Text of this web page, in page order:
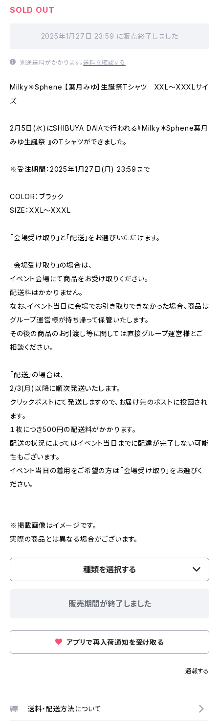
SOLD OUT
2025年1月27日 23:59 に販売終了しました
別途送料がかかります。送料を確認する
Milky✳︎Sphene 【葉月みゆ】生誕祭Tシャツ XXL〜XXXLサイ
ズ
2月5日(水)にSHIBUYA DAIAで行われる『Milky＊Sphene葉月
みゆ生誕祭 』のＴシャツができました。
※受注期間：2025年1月27日(月) 23:59まで
COLOR：ブラック
SIZE：XXL〜XXXL
「会場受け取り」と「配送」をお選びいただけます。
「会場受け取り」の場合は、
イベント会場にて商品をお受け取りください。
配送料はかかりません。
なお、イベント当日に会場でお引き取りできなかった場合、商品は
グループ運営様が持ち帰って保管いたします。
その後の商品のお引渡し等に関しては直接グループ運営様とご
相談ください。
「配送」の場合は、
2/3(月)以降に順次発送いたします。
クリックポストにて発送しますので、お届け先のポストに投函され
ます。
１枚につき500円の配送料がかかります。
配送の状況によってはイベント当日までに配達が完了しない可能
性もございます。
イベント当日の着用をご希望の方は「会場受け取り」をお選びく
ださい。
※掲載画像はイメージです。
実際の商品とは異なる場合がございます。
種類を選択する
販売期間が終了しました
アプリで再入荷通知を受け取る
通報する
送料・配送方法について